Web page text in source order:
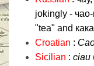
jokingly - чао-
"tea" and
Croatian :
Sicilian : ciau